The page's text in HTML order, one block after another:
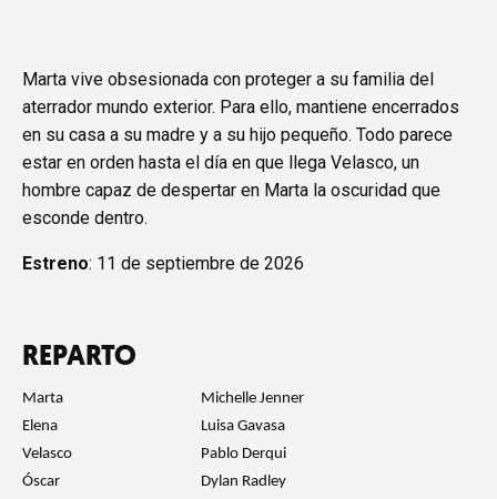
Marta vive obsesionada con proteger a su familia del
aterrador mundo exterior. Para ello, mantiene encerrados
en su casa a su madre y a su hijo pequeño. Todo parece
estar en orden hasta el día en que llega Velasco, un
hombre capaz de despertar en Marta la oscuridad que
esconde dentro.
Estreno: 11 de septiembre de 2026
REPARTO
Marta
Michelle Jenner
Elena
Luisa Gavasa
Velasco
Pablo Derqui
Óscar
Dylan Radley